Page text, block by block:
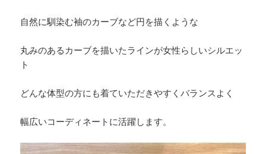
自然に馴染む袖のカーブなど円を描くような
丸みのあるカーブを描いたラインが女性らしいシルエッ
ト
どんな体型の方にも着ていただきやすくバランスよく
幅広いコーディネートに活躍します。